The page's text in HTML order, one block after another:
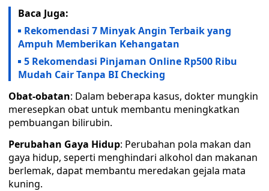
Baca Juga:
Rekomendasi 7 Minyak Angin Terbaik yang
Ampuh Memberikan Kehangatan
5 Rekomendasi Pinjaman Online Rp500 Ribu
Mudah Cair Tanpa BI Checking
Obat-obatan: Dalam beberapa kasus, dokter mungkin
meresepkan obat untuk membantu meningkatkan
pembuangan bilirubin.
Perubahan Gaya Hidup: Perubahan pola makan dan
gaya hidup, seperti menghindari alkohol dan makanan
berlemak, dapat membantu meredakan gejala mata
kuning.